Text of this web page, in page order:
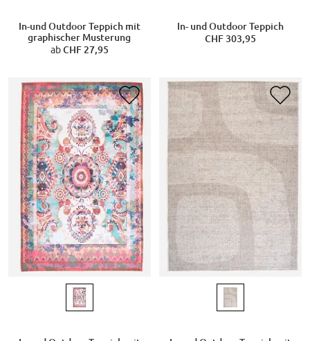
In-und Outdoor Teppich mit
graphischer Musterung
abCHF 27,95
In- und Outdoor Teppich
CHF 303,95